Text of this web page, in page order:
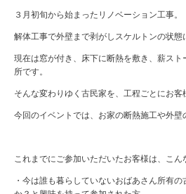
３月初旬から始まったリノベーション工事。
解体工事で外壁まで剥がしスケルトンの状態
現在は窓が付き、床下に断熱を敷き、薪ス
所です。
そんな変わりゆく古民家を、工程ごとにお客
今回のイベントでは、お家の断熱施工や外壁
これまでにご参加いただいたお客様は、こん
・今は誰も暮らしていないおばあさん所有